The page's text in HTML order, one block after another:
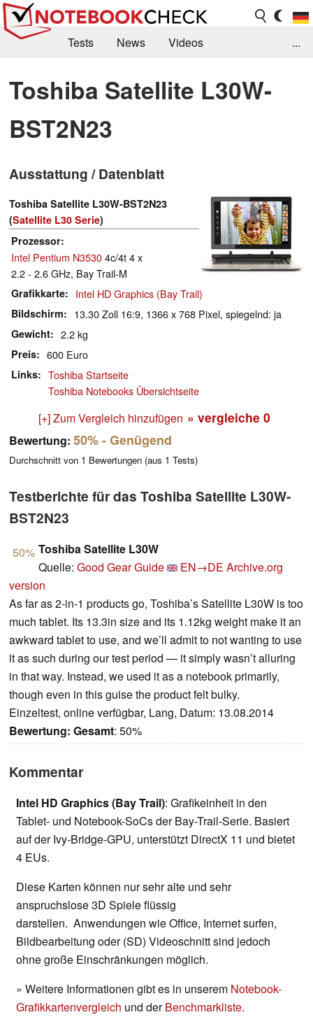
Tests News
Videos
Kaufberatung
Deals Suche
Jobs
Forum
...
Toshiba Satellite L30W-
BST2N23
Ausstattung / Datenblatt
Toshiba Satellite L30W-BST2N23
(Satellite L30 Serie)
Prozessor
Intel Pentium N35304c/4t 4 x
2.2 - 2.6 GHz, Bay Trail-M
Grafikkarte Intel HD Graphics (Bay Trail)
Bildschirm 13.30 Zoll 16:9, 1366 x 768 Pixel, spiegelnd: ja
Gewicht 2.2 kg
Preis 600 Euro
Links
Toshiba Startseite
Toshiba Notebooks Übersichtseite
[+] Zum Vergleich hinzufügen » vergleiche 0
Bewertung: 50%- Genügend
Durchschnitt von 1 Bewertungen (aus 1 Tests)
Testberichte für das Toshiba Satellite L30W-
BST2N23
50% Toshiba Satellite L30W
Quelle: Good Gear Guide EN→DE Archive.org
version
As far as 2-in-1 products go, Toshiba’s Satellite L30W is too
much tablet. Its 13.3in size and its 1.12kg weight make it an
awkward tablet to use, and we’ll admit to not wanting to use
it as such during our test period — it simply wasn’t alluring
in that way. Instead, we used it as a notebook primarily,
though even in this guise the product felt bulky.
Einzeltest, online verfügbar, Lang, Datum: 13.08.2014
Bewertung: Gesamt: 50%
Kommentar
Intel HD Graphics (Bay Trail): Grafikeinheit in den
Tablet- und Notebook-SoCs der Bay-Trail-Serie. Basiert
auf der Ivy-Bridge-GPU, unterstützt DirectX 11 und bietet
4 EUs.
Diese Karten können nur sehr alte und sehr
anspruchslose 3D Spiele flüssig
darstellen. Anwendungen wie Office, Internet surfen,
Bildbearbeitung oder (SD) Videoschnitt sind jedoch
ohne große Einschränkungen möglich.
» Weitere Informationen gibt es in unserem Notebook-
Grafikkartenvergleich und derBenchmarkliste.